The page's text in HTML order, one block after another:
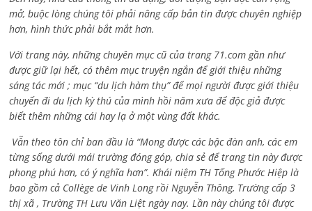
mở, buộc lòng chúng tôi phải nâng cấp bản tin được chuyên nghiệp
hơn, hình thức phải bắt mắt hơn.
Với trang này, những chuyên mục cũ của trang 71.com gần như
được giữ lại hết, có thêm mục truyện ngắn để giới thiệu những
sáng tác mới ; mục “du lịch hàm thụ” để mọi người được giới thiệu
chuyến đi du lịch kỳ thú của mình hồi năm xưa để độc giả được
biết thêm những cái hay lạ ở một vùng đất khác.
Vẫn theo tôn chỉ ban đầu là “Mong được các bậc đàn anh, các em
từng sống dưới mái trường đóng góp, chia sẻ để trang tin này được
phong phú hơn, có ý nghĩa hơn”. Khái niệm TH Tống Phước Hiệp là
bao gồm cả Collège de Vinh Long rồi Nguyễn Thông, Trường cấp 3
thị xã , Trường TH Lưu Văn Liệt ngày nay. Lần này chúng tôi được